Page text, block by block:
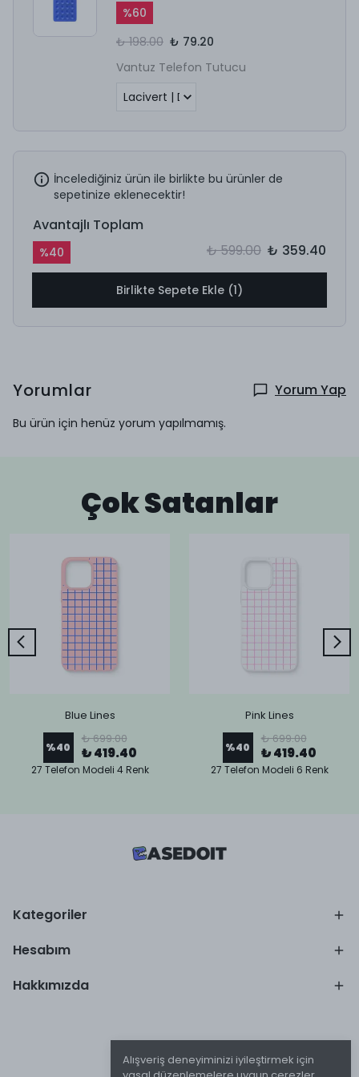
Alışveriş deneyiminizi iyileştirmek için
%60
₺ 198.00 ₺ 79.20
Vantuz Telefon Tutucu
İncelediğiniz ürün ile birlikte bu ürünler de
sepetinize eklenecektir!
Avantajlı Toplam
%40 ₺ 599.00 ₺ 359.40
Birlikte Sepete Ekle (1)
Yorumlar Yorum Yap
Bu ürün için henüz yorum yapılmamış.
Çok Satanlar
Blue Lines
%40
₺ 699.00
₺ 419.40
27 Telefon Modeli 4 Renk
Pink Lines
%40
₺ 699.00
₺ 419.40
27 Telefon Modeli 6 Renk
Kategoriler
Hesabım
Hakkımızda